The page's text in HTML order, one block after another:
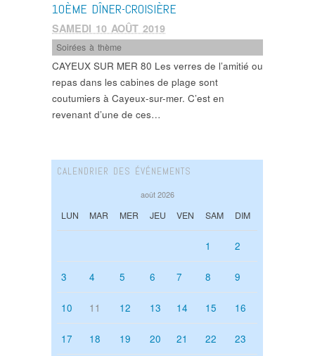
10ÈME DÎNER-CROISIÈRE
SAMEDI 10 AOÛT 2019
Soirées à thème
CAYEUX SUR MER 80 Les verres de l’amitié ou
repas dans les cabines de plage sont
coutumiers à Cayeux-sur-mer. C’est en
revenant d’une de ces…
CALENDRIER DES ÉVÉNEMENTS
août 2026
LUN MAR MER JEU VEN SAM DIM
1 2
3 4 5 6 7 8 9
10 11 12 13 14 15 16
17 18 19 20 21 22 23